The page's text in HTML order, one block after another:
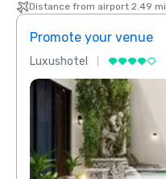
Distance from airport 2.49 mi
Promote your venue
Luxushotel